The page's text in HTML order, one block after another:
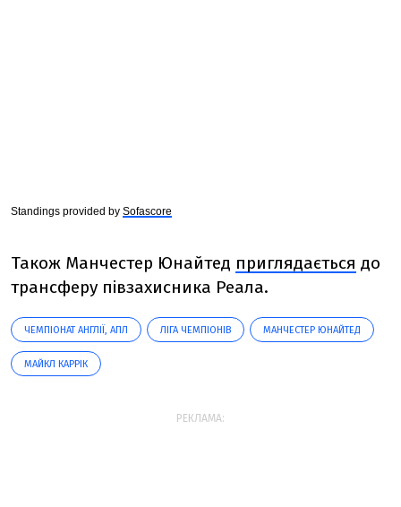
Standings provided by Sofascore
Також Манчестер Юнайтед приглядається до
трансферу півзахисника Реала.
ЧЕМПІОНАТ АНГЛІЇ, АПЛ ЛІГА ЧЕМПІОНІВ МАНЧЕСТЕР ЮНАЙТЕД
МАЙКЛ КАРРІК
РЕКЛАМА: